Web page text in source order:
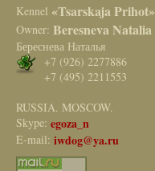
Kennel «Tsarskaja Prihot»
Owner: Beresneva Natalia
Береснева Наталья
+7 (926) 2277886
+7 (495) 2211553
RUSSIA. MOSCOW.
Skype: egoza_n
E-mail: iwdog@ya.ru